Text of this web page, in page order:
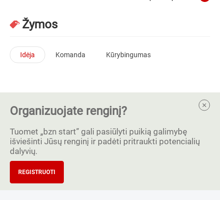
Žymos
Idėja Komanda Kūrybingumas
Organizuojate renginį?
Tuomet „bzn start” gali pasiūlyti puikią galimybę
išviešinti Jūsų renginį ir padėti pritraukti potencialių
dalyvių.
REGISTRUOTI